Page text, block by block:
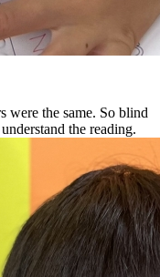
were the same. So blind
the reading.